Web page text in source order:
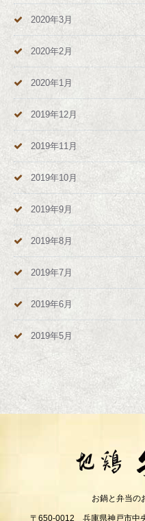
2020年3月
2020年2月
2020年1月
2019年12月
2019年11月
2019年10月
2019年9月
2019年8月
2019年7月
2019年6月
2019年5月
お鍋と弁当の
〒650-0012 兵庫県神戸市中